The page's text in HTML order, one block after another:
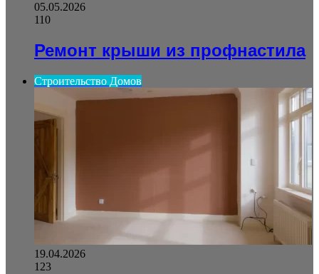
05.05.2026
110
Ремонт крыши из профнастила
Строительство Домов
19.04.2026
123